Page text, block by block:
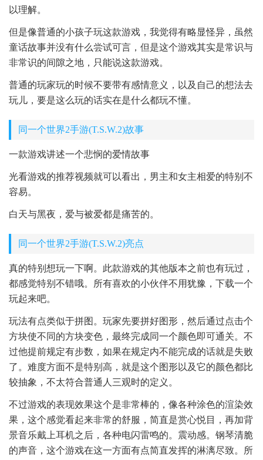
以理解。
但是像普通的小孩子玩这款游戏，我觉得有略显怪异，虽然
童话故事并没有什么尝试可言，但是这个游戏其实是常识与
非常识的间隙之地，只能说这款游戏。
普通的玩家玩的时候不要带有感情意义，以及自己的想法去
玩儿，要是这么玩的话实在是什么都玩不懂。
同一个世界2手游(T.S.W.2)故事
一款游戏讲述一个悲悯的爱情故事
光看游戏的推荐视频就可以看出，男主和女主相爱的特别不
容易。
白天与黑夜，爱与被爱都是痛苦的。
同一个世界2手游(T.S.W.2)亮点
真的特别想玩一下啊。此款游戏的其他版本之前也有玩过，
都感觉特别不错哦。所有喜欢的小伙伴不用犹豫，下载一个
玩起来吧。
玩法有点类似于拼图。玩家先要拼好图形，然后通过点击个
方块使不同的方块变色，最终完成同一个颜色即可通关。不
过他提前规定有步数，如果在规定内不能完成的话就是失败
了。难度方面不是特别高，就是这个图形以及它的颜色都比
较抽象，不太符合普通人三观时的定义。
不过游戏的表现效果这个是非常棒的，像各种涂色的渲染效
果，这个感觉看起来非常的舒服，简直是赏心悦目，再加背
景音乐戴上耳机之后，各种电闪雷鸣的。震动感。钢琴清脆
的声音，这个游戏在这一方面有点简直发挥的淋漓尽致。所